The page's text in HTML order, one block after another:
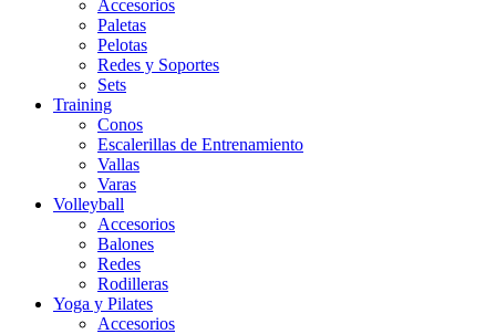
Accesorios
Paletas
Pelotas
Redes y Soportes
Sets
Training
Conos
Escalerillas de Entrenamiento
Vallas
Varas
Volleyball
Accesorios
Balones
Redes
Rodilleras
Yoga y Pilates
Accesorios